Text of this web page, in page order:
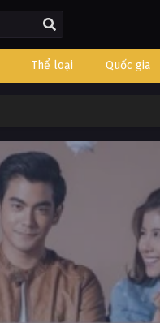
Thể loại Quốc gia